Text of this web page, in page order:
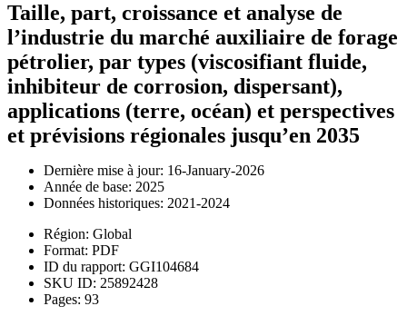
Taille, part, croissance et analyse de
l’industrie du marché auxiliaire de forage
pétrolier, par types (viscosifiant fluide,
inhibiteur de corrosion, dispersant),
applications (terre, océan) et perspectives
et prévisions régionales jusqu’en 2035
Dernière mise à jour: 16-January-2026
Année de base: 2025
Données historiques: 2021-2024
Région: Global
Format: PDF
ID du rapport: GGI104684
SKU ID: 25892428
Pages: 93